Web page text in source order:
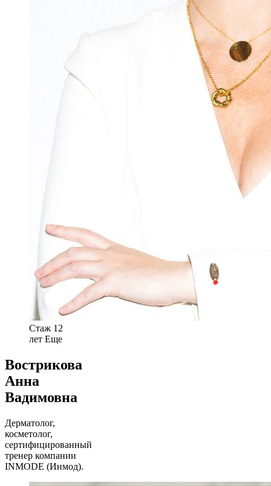
Стаж 12
лет Еще
Вострикова
Анна
Вадимовна
Дерматолог,
косметолог,
сертифицированный
тренер компании
INMODE (Инмод).